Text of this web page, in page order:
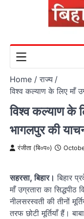
Home
राज्य
विश्व कल्याण के लिए माँ
विश्व कल्याण के
भागलपुर की
रंजीता (बि०प०)
सहरसा, बिहार। बिहार
माँ उग्रतारा का सिद्धपीठ
नीलसरस्वती की तीनों
तरफ छोटी मूर्तियाँ हैं।